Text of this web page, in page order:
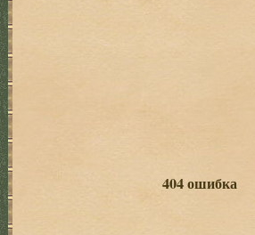
404 ошибка